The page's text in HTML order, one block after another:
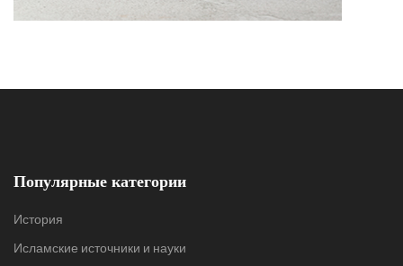
Популярные категории
История
Исламские источники и науки